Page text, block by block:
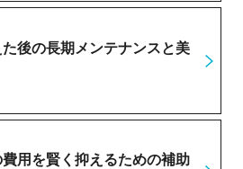
後の長期メンテナンスと美
用を賢く抑えるための補助